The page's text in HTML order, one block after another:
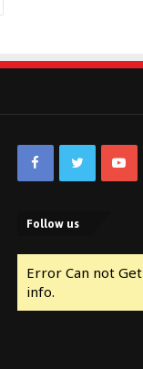
FacebookTwitter
Follow us
Error Can not
info.